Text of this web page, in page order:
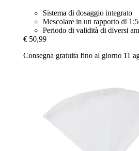
Sistema di dosaggio integrato
Mescolare in un rapporto di
Periodo di validità di diversi
€ 50,99
Consegna gratuita fino al giorno 11